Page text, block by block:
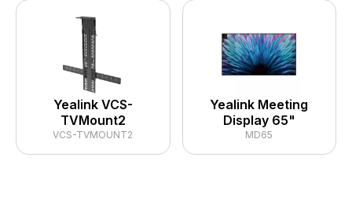
Yealink VCS-
TVMount2
VCS-TVMOUNT2
Yealink Meeting
Display 65"
MD65